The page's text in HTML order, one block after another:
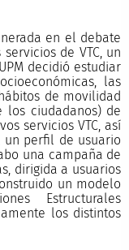
en el debate
de VTC, un
decidió estudiar
las
de movilidad
ciudadanos) de
servicios VTC, así
perfil de usuario
una campaña de
dirigida a usuarios
un modelo
Estructurales
los distintos